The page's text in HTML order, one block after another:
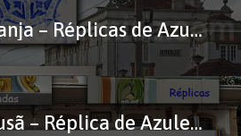
Estação da Granja – Réplicas de Azulejos
Estação da Lousã – Réplica de Azulejos em Corda-Seca